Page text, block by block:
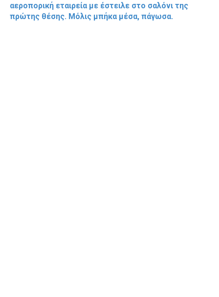
αεροπορική εταιρεία με έστειλε στο σαλόνι της
πρώτης θέσης. Μόλις μπήκα μέσα, πάγωσα.